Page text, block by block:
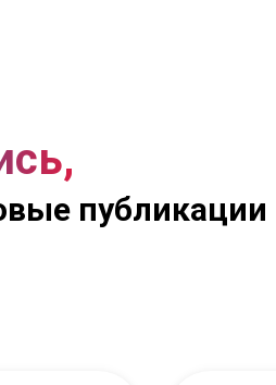
публикации